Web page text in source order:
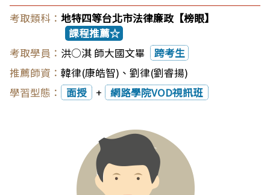
地特四等台北市法律廉政【榜眼】
課程推薦☆
洪○淇 師大國文畢
跨考生
韓律(康皓智) 、 劉律(劉睿揚)
面授
+ 網路學院VOD視訊班